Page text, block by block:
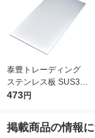
お気に入りに
登録しました
泰豊トレーディング
ステンレス板 SUS30
4片研#400 0.5x100x2
473円
掲載商品の情報